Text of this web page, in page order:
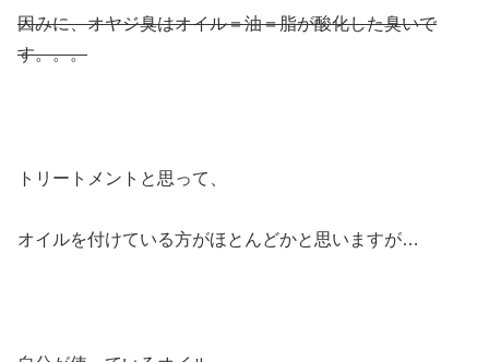
因みに、オヤジ臭はオイル＝油＝脂が酸化した臭いで
す。。。
トリートメントと思って、
オイルを付けている方がほとんどかと思いますが…